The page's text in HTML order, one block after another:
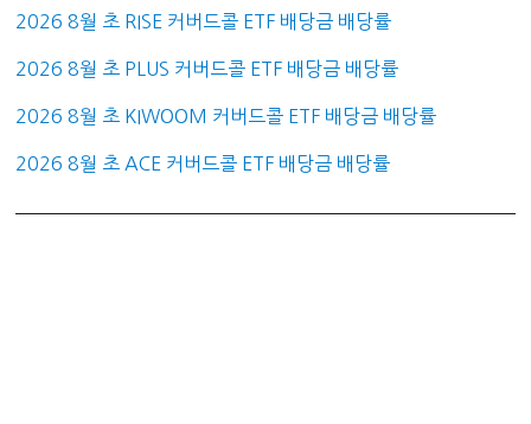
2026 8월 초 RISE 커버드콜 ETF 배당금 배당률
2026 8월 초 PLUS 커버드콜 ETF 배당금 배당률
2026 8월 초 KIWOOM 커버드콜 ETF 배당금 배당률
2026 8월 초 ACE 커버드콜 ETF 배당금 배당률